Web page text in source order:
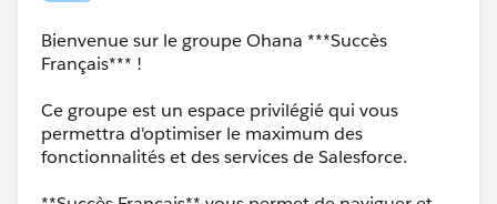
Bienvenue sur le groupe Ohana ***Succès
Français*** !
Ce groupe est un espace privilégié qui vous
permettra d'optimiser le maximum des
fonctionnalités et des services de Salesforce.